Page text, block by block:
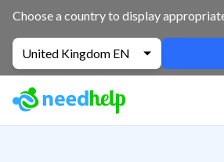
Choose a country to display
United Kingdom EN